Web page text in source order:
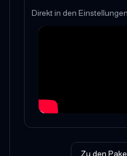
Direkt in den
Zu den